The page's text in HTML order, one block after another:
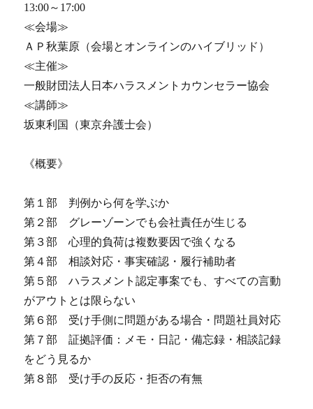
13:00～17:00
≪会場≫
ＡＰ秋葉原（会場とオンラインのハイブリッド）
≪主催≫
一般財団法人日本ハラスメントカウンセラー協会
≪講師≫
坂東利国（東京弁護士会）
《概要》
第１部 判例から何を学ぶか
第２部 グレーゾーンでも会社責任が生じる
第３部 心理的負荷は複数要因で強くなる
第４部 相談対応・事実確認・履行補助者
第５部 ハラスメント認定事案でも、すべての言動
がアウトとは限らない
第６部 受け手側に問題がある場合・問題社員対応
第７部 証拠評価：メモ・日記・備忘録・相談記録
をどう見るか
第８部 受け手の反応・拒否の有無